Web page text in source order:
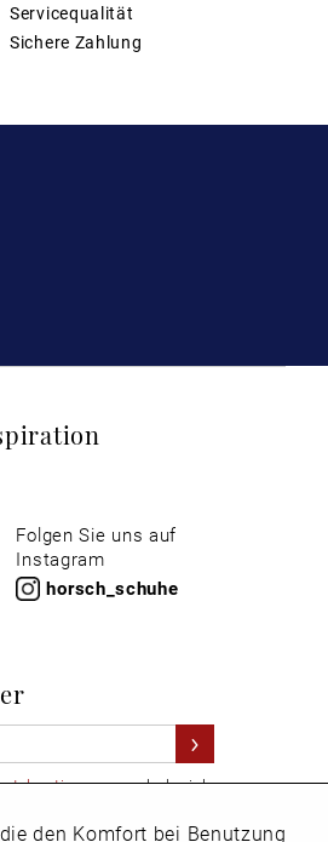
Sichere Zahlung
Servicequalität
Folgen Sie uns auf
Instagram
horsch_schuhe
habe ich
abmelden. Aktiv
den Komfort bei Benutzung